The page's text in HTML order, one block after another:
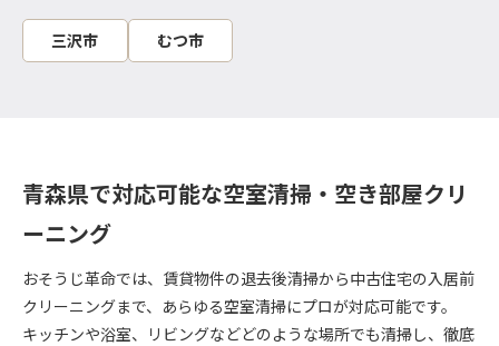
三沢市 むつ市
青森県で対応可能な空室清掃・空き部屋クリ
ーニング
おそうじ革命では、賃貸物件の退去後清掃から中古住宅の入居前
クリーニングまで、あらゆる空室清掃にプロが対応可能です。
キッチンや浴室、リビングなどどのような場所でも清掃し、徹底